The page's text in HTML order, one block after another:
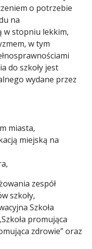
o potrzebie
na
w stopniu lekkim,
w tym
do szkoły jest
wydane przez
miasta,
miejską na
zespół
szkoły,
Szkoła
promująca
zdrowie” oraz